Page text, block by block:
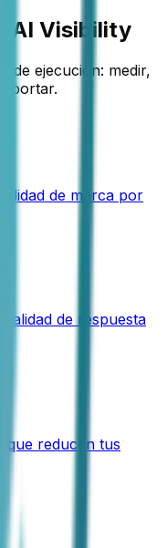
AI Visibility
de ejecucion: medir,
de marca por
de respuesta
que reducen tus